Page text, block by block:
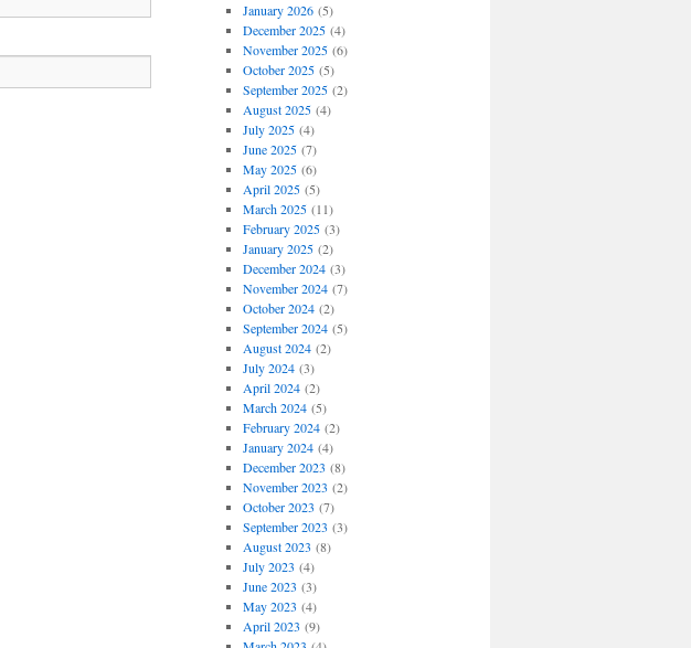
January 2026(5)
December 2025(4)
November 2025(6)
October 2025(5)
September 2025(2)
August 2025(4)
July 2025(4)
June 2025(7)
May 2025(6)
April 2025(5)
March 2025(11)
February 2025(3)
January 2025(2)
December 2024(3)
November 2024(7)
October 2024(2)
September 2024(5)
August 2024(2)
July 2024(3)
April 2024(2)
March 2024(5)
February 2024(2)
January 2024(4)
December 2023 (8)
November 2023 (2)
October 2023 (7)
September 2023 (3)
August 2023 (8)
July 2023 (4)
June 2023 (3)
May 2023 (4)
April 2023 (9)